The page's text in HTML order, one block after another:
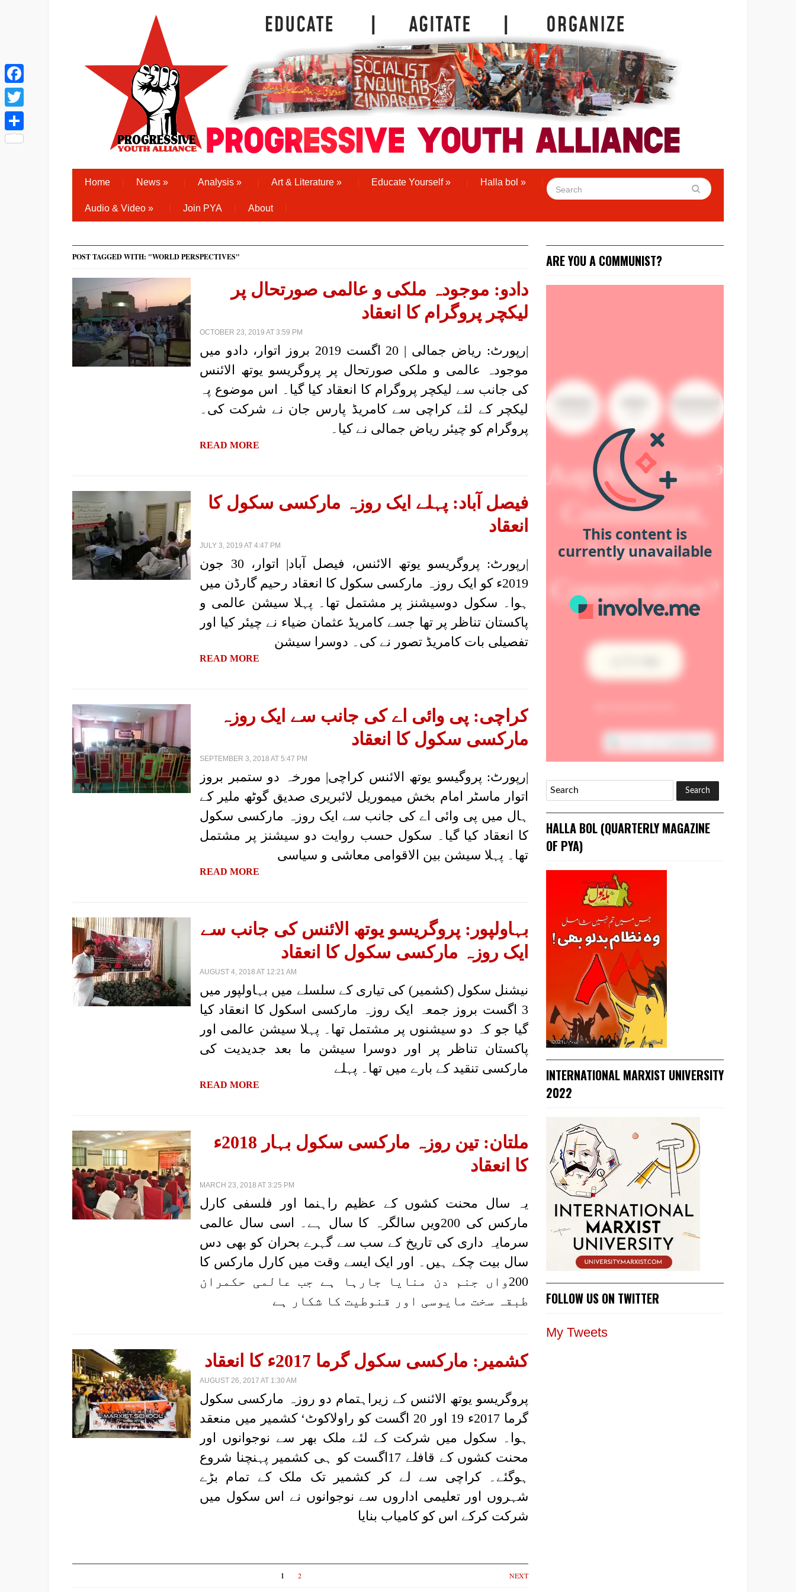
Home News » Analysis » Art & Literature » Educate Yourself» Halla bol »
Audio & Video » Join PYA About
POST TAGGED WITH: "WORLD PERSPECTIVES"
دادو: موجودہ ملکی و عالمی صورتحال پر
لیکچر پروگرام کا انعقاد
OCTOBER 23, 2019 AT 3:59 PM
|رپورٹ: ریاض جمالی | 20 اگست 2019 بروز اتوار، دادو میں
موجودہ عالمی و ملکی صورتحال پر پروگریسو یوتھ الائنس
کی جانب سے لیکچر پروگرام کا انعقاد کیا گیا۔ اس موضوع پہ
لیکچر کے لئے کراچی سے کامریڈ پارس جان نے شرکت کی۔
پروگرام کو چیئر ریاض جمالی نے کیا۔
READ MORE
فیصل آباد: پہلے ایک روزہ مارکسی سکول کا
انعقاد
JULY 3, 2019 AT 4:47 PM
|رپورٹ: پروگریسو یوتھ الائنس، فیصل آباد| اتوار، 30 جون
2019ء کو ایک روزہ مارکسی سکول کا انعقاد رحیم گارڈن میں
ہوا۔ سکول دوسیشنز پر مشتمل تھا۔ پہلا سیشن عالمی و
پاکستان تناظر پر تھا جسے کامریڈ عثمان ضیاء نے چیئر کیا اور
تفصیلی بات کامریڈ تصور نے کی۔ دوسرا سیشن
READ MORE
کراچی: پی وائی اے کی جانب سے ایک روزہ
مارکسی سکول کا انعقاد
SEPTEMBER 3, 2018 AT 5:47 PM
|رپورٹ: پروگیسو یوتھ الائنس کراچی| مورخہ دو ستمبر بروز
اتوار ماسٹر امام بخش میموریل لائبریری صدیق گوٹھ ملیر کے
ہال میں پی وائی اے کی جانب سے ایک روزہ مارکسی سکول
کا انعقاد کیا گیا۔ سکول حسب روایت دو سیشنز پر مشتمل
تھا۔ پہلا سیشن بین الاقوامی معاشی و سیاسی
READ MORE
بہاولپور: پروگریسو یوتھ الائنس کی جانب سے
ایک روزہ مارکسی سکول کا انعقاد
AUGUST 4, 2018 AT 12:21 AM
نیشنل سکول (کشمیر) کی تیاری کے سلسلے میں بہاولپور میں
3 اگست بروز جمعہ ایک روزہ مارکسی اسکول کا انعقاد کیا
گیا جو کہ دو سیشنوں پر مشتمل تھا۔ پہلا سیشن عالمی اور
پاکستان تناظر پر اور دوسرا سیشن ما بعد جدیدیت کی
مارکسی تنقید کے بارے میں تھا۔ پہلے
READ MORE
ملتان: تین روزہ مارکسی سکول بہار 2018ء
کا انعقاد
MARCH 23, 2018 AT 3:25 PM
یہ سال محنت کشوں کے عظیم راہنما اور فلسفی کارل
مارکس کی 200ویں سالگرہ کا سال ہے۔ اسی سال عالمی
سرمایہ داری کی تاریخ کے سب سے گہرے بحران کو بھی دس
سال بیت چکے ہیں۔ اور ایک ایسے وقت میں کارل مارکس کا
200واں جنم دن منایا جارہا ہے جب عالمی حکمران
طبقہ سخت مایوسی اور قنوطیت کا شکار ہے
کشمیر: مارکسی سکول گرما 2017ء کا انعقاد
AUGUST 26, 2017 AT 1:30 AM
پروگریسو یوتھ الائنس کے زیراہتمام دو روزہ مارکسی سکول
گرما 2017ء 19 اور 20 اگست کو راولاکوٹ‘ کشمیر میں منعقد
ہوا۔ سکول میں شرکت کے لئے ملک بھر سے نوجوانوں اور
محنت کشوں کے قافلے 17اگست کو ہی کشمیر پہنچنا شروع
ہوگئے۔ کراچی سے لے کر کشمیر تک ملک کے تمام بڑے
شہروں اور تعلیمی اداروں سے نوجوانوں نے اس سکول میں
شرکت کرکے اس کو کامیاب بنایا
1 2 NEXT
ARE YOU A COMMUNIST?
HALLA BOL (QUARTERLY MAGAZINE
OF PYA)
INTERNATIONAL MARXIST UNIVERSITY
2022
FOLLOW US ON TWITTER
My Tweets
Facebook
Twitter
Share